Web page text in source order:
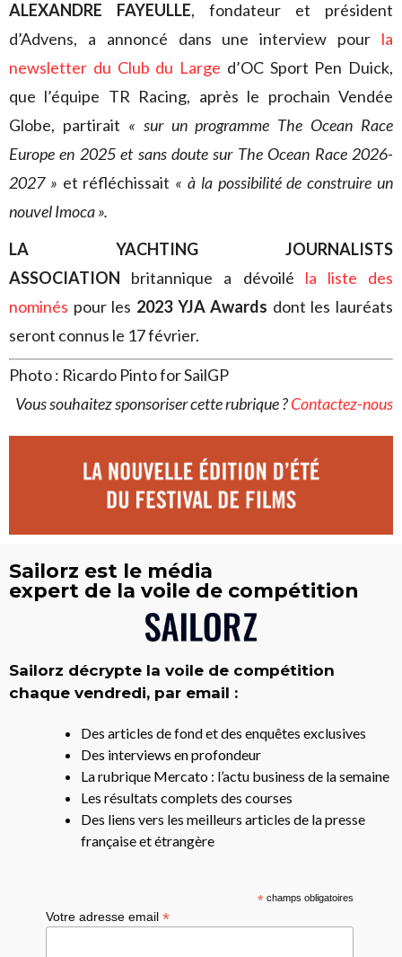
ALEXANDRE FAYEULLE, fondateur et président
d’Advens, a annoncé dans une interview pour la
newsletter du Club du Large d’OC Sport Pen Duick,
que l’équipe TR Racing, après le prochain Vendée
Globe, partirait « sur un programme The Ocean Race
Europe en 2025 et sans doute sur The Ocean Race 2026-
2027 » et réfléchissait « à la possibilité de construire un
nouvel Imoca ».
LA YACHTING JOURNALISTS
ASSOCIATION britannique a dévoilé la liste des
nominés pour les 2023 YJA Awards dont les lauréats
seront connus le 17 février.
Photo : Ricardo Pinto for SailGP
Vous souhaitez sponsoriser cette rubrique ?Contactez-nous
Sailorz est le média
expert de la voile de compétition
Sailorz décrypte la voile de compétition
chaque vendredi, par email :
Des articles de fond et des enquêtes exclusives
Des interviews en profondeur
La rubrique Mercato : l’actu business de la semaine
Les résultats complets des courses
Des liens vers les meilleurs articles de la presse
française et étrangère
*champs obligatoires
Votre adresse email*